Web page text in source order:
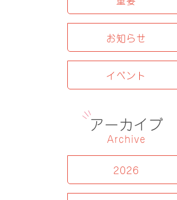
お知らせ
イベント
アーカイブ
Archive
2026